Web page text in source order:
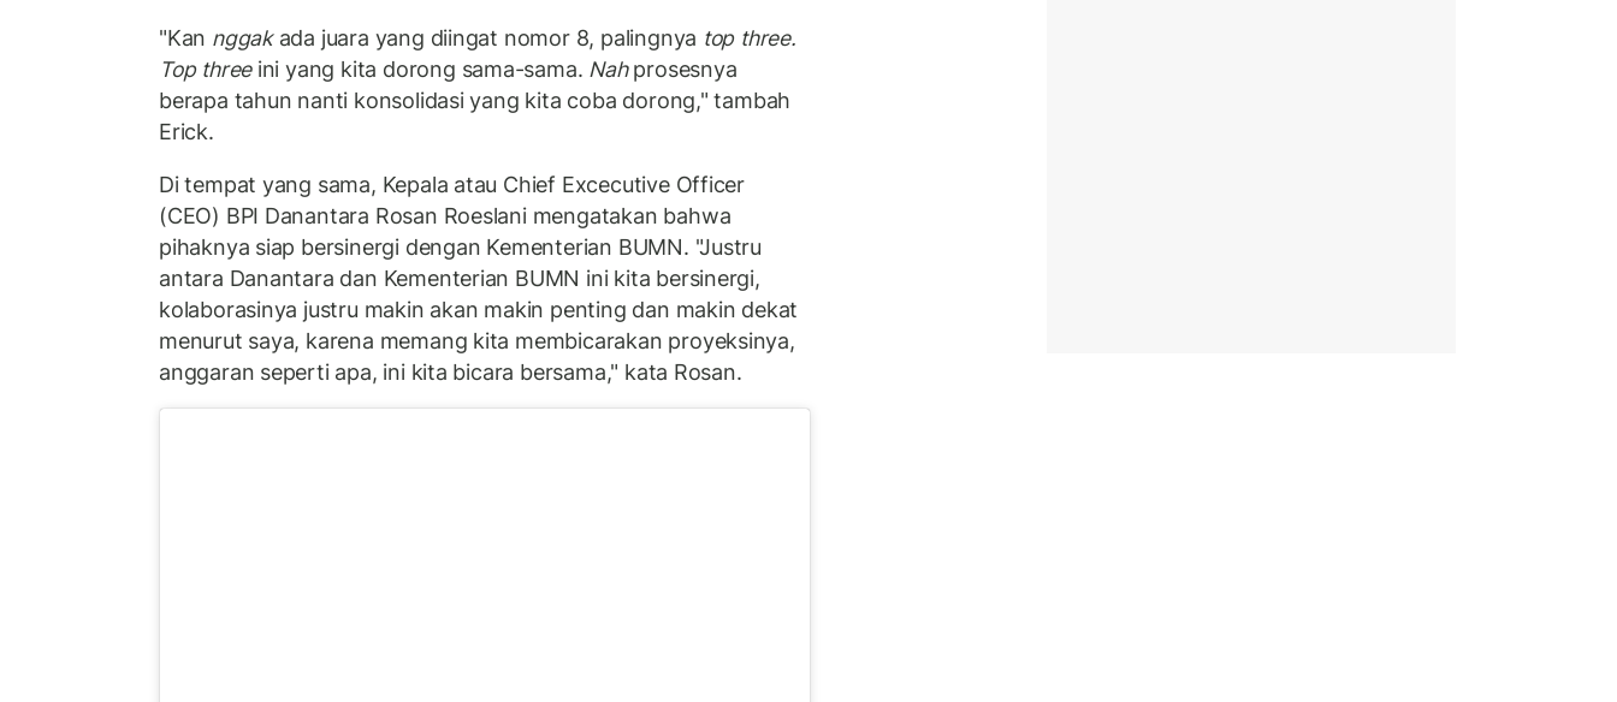
"Kan nggakada juara yang diingat nomor 8, palingnya top three.
Top threeini yang kita dorong sama-sama. Nahprosesnya
berapa tahun nanti konsolidasi yang kita coba dorong," tambah
Erick.
Di tempat yang sama, Kepala atau Chief Excecutive Officer
(CEO) BPI Danantara Rosan Roeslani mengatakan bahwa
pihaknya siap bersinergi dengan Kementerian BUMN. "Justru
antara Danantara dan Kementerian BUMN ini kita bersinergi,
kolaborasinya justru makin akan makin penting dan makin dekat
menurut saya, karena memang kita membicarakan proyeksinya,
anggaran seperti apa, ini kita bicara bersama," kata Rosan.